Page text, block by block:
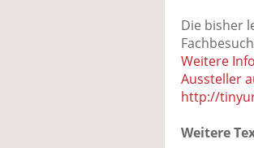
Die bisher
Weitere
Aussteller
http://
Weitere